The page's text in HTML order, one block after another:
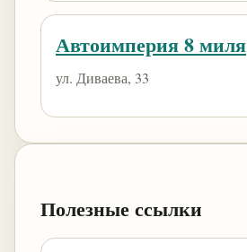
Автоимперия 8 миля
ул. Диваева, 33
Полезные ссылки